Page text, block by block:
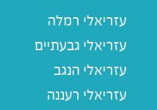
עזריאלי רמלה
עזריאלי גבעתיים
עזריאלי הנגב
עזריאלי רעננה